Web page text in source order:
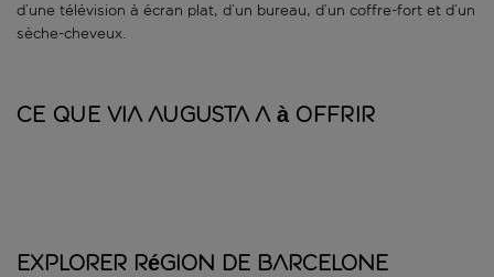
d’une télévision à écran plat, d’un bureau, d’un coffre-fort et d’un
sèche-cheveux.
Ce que Via Augusta a à offrir
Explorer Région de Barcelone